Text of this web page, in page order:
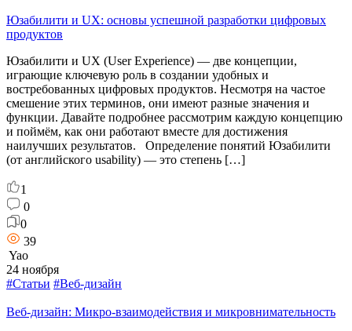
Юзабилити и UX: основы успешной разработки цифровых
продуктов
Юзабилити и UX (User Experience) — две концепции,
играющие ключевую роль в создании удобных и
востребованных цифровых продуктов. Несмотря на частое
смешение этих терминов, они имеют разные значения и
функции. Давайте подробнее рассмотрим каждую концепцию
и поймём, как они работают вместе для достижения
наилучших результатов. Определение понятий Юзабилити
(от английского usability) — это степень […]
1
0
0
39
Yao
24 ноября
#Статьи #Веб-дизайн
Веб-дизайн: Микро-взаимодействия и микровнимательность